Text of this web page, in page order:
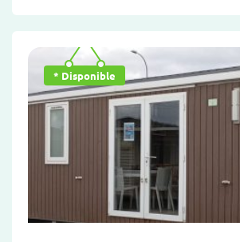
* Disponible